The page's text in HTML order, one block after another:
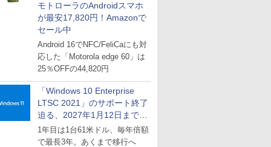
モトローラのAndroidスマホ
が最安17,820円！Amazonで
セール中
Android 16でNFC/FeliCaにも対
応した「Motorola edge 60」は
25％OFFの44,820円
「Windows 10 Enterprise
LTSC 2021」のサポート終了
迫る、2027年1月12日まで
～ESUは9月1日から販売
1年目は1台61米ドル、毎年倍額
で最長3年。あくまで移行へ